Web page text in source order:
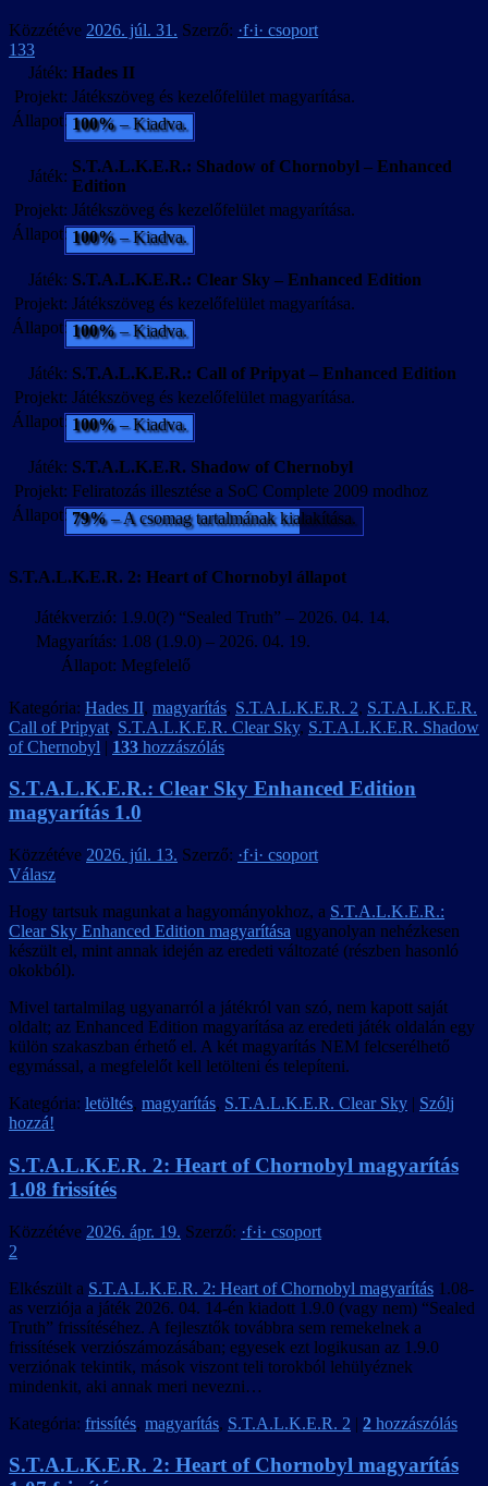
Közzétéve 2026. júl. 31. Szerző: ·f·i· csoport
133
Játék: Hades II
Projekt: Játékszöveg és kezelőfelület magyarítása.
Állapot: 100%– Kiadva.
Játék:
S.T.A.L.K.E.R.: Shadow of Chornobyl – Enhanced
Edition
Projekt: Játékszöveg és kezelőfelület magyarítása.
Állapot: 100%– Kiadva.
Játék: S.T.A.L.K.E.R.: Clear Sky – Enhanced Edition
Projekt: Játékszöveg és kezelőfelület magyarítása.
Állapot: 100%– Kiadva.
Játék: S.T.A.L.K.E.R.: Call of Pripyat – Enhanced Edition
Projekt: Játékszöveg és kezelőfelület magyarítása.
Állapot: 100%– Kiadva.
Játék: S.T.A.L.K.E.R. Shadow of Chernobyl
Projekt: Feliratozás illesztése a SoC Complete 2009 modhoz
Állapot: 79%– A csomag tartalmának kialakítása.
S.T.A.L.K.E.R. 2: Heart of Chornobyl állapot
Játékverzió: 1.9.0(?) “Sealed Truth” – 2026. 04. 14.
Magyarítás: 1.08 (1.9.0) – 2026. 04. 19.
Állapot: Megfelelő
Kategória: Hades II, magyarítás, S.T.A.L.K.E.R. 2, S.T.A.L.K.E.R.
Call of Pripyat, S.T.A.L.K.E.R. Clear Sky, S.T.A.L.K.E.R. Shadow
of Chernobyl | 133 hozzászólás
S.T.A.L.K.E.R.: Clear Sky Enhanced Edition
magyarítás 1.0
Közzétéve 2026. júl. 13. Szerző: ·f·i· csoport
Válasz
Hogy tartsuk magunkat a hagyományokhoz, a S.T.A.L.K.E.R.:
Clear Sky Enhanced Edition magyarítása ugyanolyan nehézkesen
készült el, mint annak idején az eredeti változaté (részben hasonló
okokból).
Mivel tartalmilag ugyanarról a játékról van szó, nem kapott saját
oldalt; az Enhanced Edition magyarítása az eredeti játék oldalán egy
külön szakaszban érhető el. A két magyarítás NEM felcserélhető
egymással, a megfelelőt kell letölteni és telepíteni.
Kategória: letöltés, magyarítás, S.T.A.L.K.E.R. Clear Sky | Szólj
hozzá!
S.T.A.L.K.E.R. 2: Heart of Chornobyl magyarítás
1.08 frissítés
Közzétéve 2026. ápr. 19. Szerző: ·f·i· csoport
2
Elkészült a S.T.A.L.K.E.R. 2: Heart of Chornobyl magyarítás 1.08-
as verziója a játék 2026. 04. 14-én kiadott 1.9.0 (vagy nem) “Sealed
Truth” frissítéséhez. A fejlesztők továbbra sem remekelnek a
frissítések verziószámozásában; egyesek ezt logikusan az 1.9.0
verziónak tekintik, mások viszont teli torokból lehülyéznek
mindenkit, aki annak meri nevezni…
Kategória: frissítés, magyarítás, S.T.A.L.K.E.R. 2 | 2 hozzászólás
S.T.A.L.K.E.R. 2: Heart of Chornobyl magyarítás